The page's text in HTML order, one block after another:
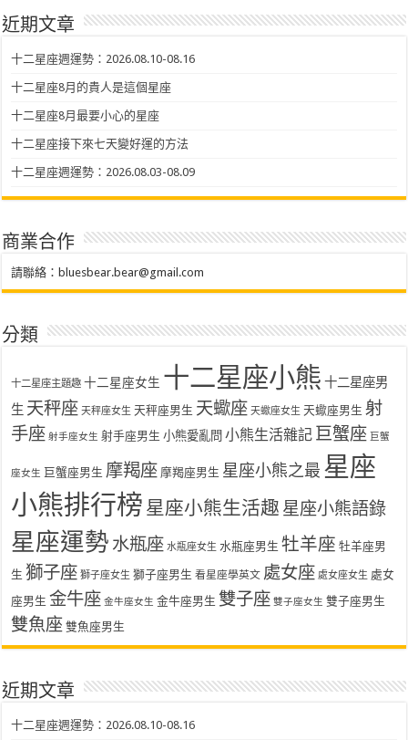
近期文章
十二星座週運勢：2026.08.10-08.16
十二星座8月的貴人是這個星座
十二星座8月最要小心的星座
十二星座接下來七天變好運的方法
十二星座週運勢：2026.08.03-08.09
商業合作
請聯絡： bluesbear.bear@gmail.com
分類
十二星座主題趣 十二星座女生 十二星座小熊 十二星座男
生 天秤座 天秤座女生 天秤座男生 天蠍座 天蠍座女生 天蠍座男生 射
手座 射手座女生 射手座男生 小熊愛亂問 小熊生活雜記 巨蟹座 巨蟹
座女生 巨蟹座男生 摩羯座 摩羯座男生 星座小熊之最 星座
小熊排行榜 星座小熊生活趣 星座小熊語錄
星座運勢 水瓶座 水瓶座女生 水瓶座男生 牡羊座 牡羊座男
生 獅子座 獅子座女生 獅子座男生 看星座學英文 處女座 處女座女生 處女
座男生 金牛座 金牛座女生 金牛座男生 雙子座 雙子座女生 雙子座男生
雙魚座 雙魚座男生
近期文章
十二星座週運勢：2026.08.10-08.16